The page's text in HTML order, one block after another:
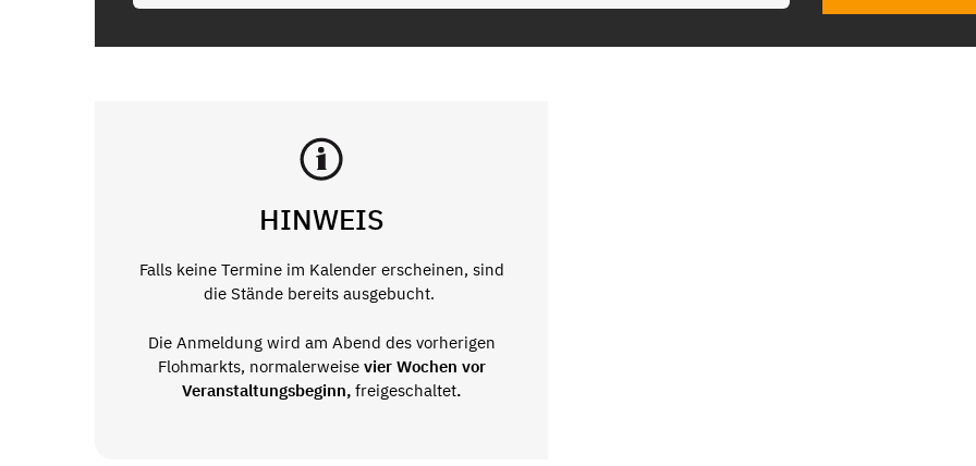
HINWEIS
Falls keine Termine im Kalender erscheinen, sind
die Stände bereits ausgebucht.
Die Anmeldung wird am Abend des vorherigen
Flohmarkts, normalerweise vier Wochen vor
Veranstaltungsbeginn,freigeschaltet.